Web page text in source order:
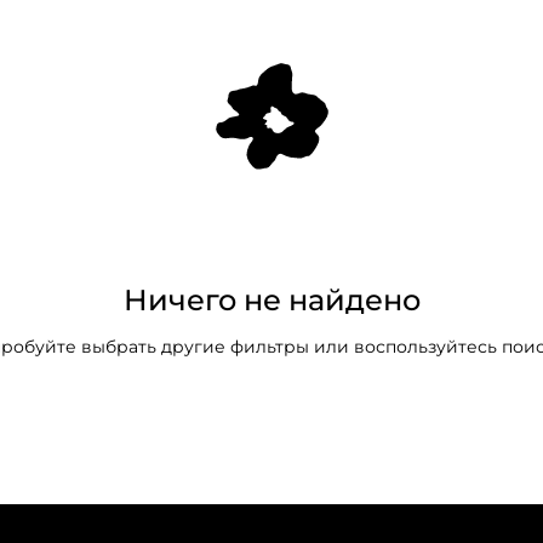
Ничего не найдено
выбрать другие фильтры или воспользуйтесь